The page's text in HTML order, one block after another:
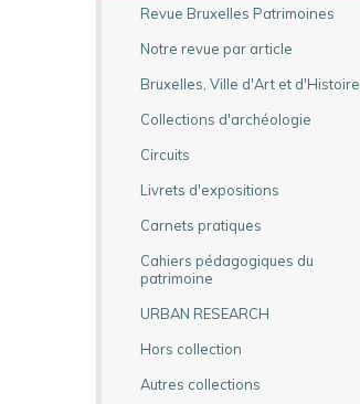
Revue Bruxelles Patrimoines
Notre revue par article
Bruxelles, Ville d'Art et d'Histoire
Collections d'archéologie
Circuits
Livrets d'expositions
Carnets pratiques
Cahiers pédagogiques du
patrimoine
URBAN RESEARCH
Hors collection
Autres collections